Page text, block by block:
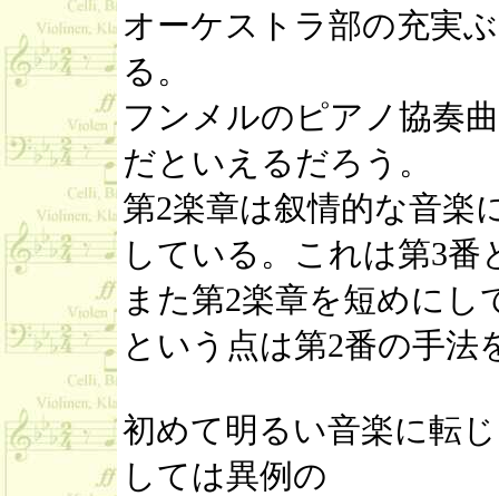
オーケストラ部の充実
る。
フンメルのピアノ協奏
だといえるだろう。
第2楽章は叙情的な音楽
している。これは第3番
また第2楽章を短めに
という点は第2番の手法
初めて明るい音楽に転
しては異例の